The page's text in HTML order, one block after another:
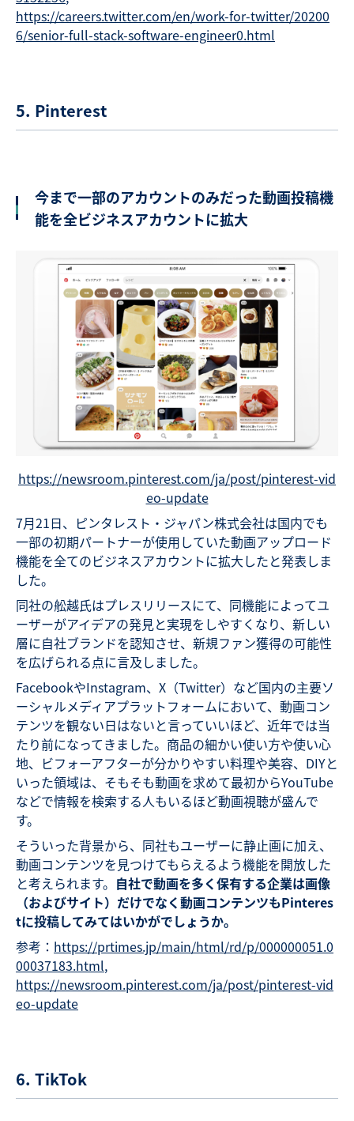
https://careers.twitter.com/en/work-for-twitter/20200
6/senior-full-stack-software-engineer0.html
5. Pinterest
今まで一部のアカウントのみだった動画投稿機
能を全ビジネスアカウントに拡大
https://newsroom.pinterest.com/ja/post/pinterest-vid
eo-update
7月21日、ピンタレスト・ジャパン株式会社は国内でも
一部の初期パートナーが使用していた動画アップロード
機能を全てのビジネスアカウントに拡大したと発表しま
した。
同社の舩越氏はプレスリリースにて、同機能によってユ
ーザーがアイデアの発見と実現をしやすくなり、新しい
層に自社ブランドを認知させ、新規ファン獲得の可能性
を広げられる点に言及しました。
FacebookやInstagram、X（Twitter）など国内の主要ソ
ーシャルメディアプラットフォームにおいて、動画コン
テンツを観ない日はないと言っていいほど、近年では当
たり前になってきました。商品の細かい使い方や使い心
地、ビフォーアフターが分かりやすい料理や美容、DIYと
いった領域は、そもそも動画を求めて最初からYouTube
などで情報を検索する人もいるほど動画視聴が盛んで
す。
そういった背景から、同社もユーザーに静止画に加え、
動画コンテンツを見つけてもらえるよう機能を開放した
と考えられます。 自社で動画を多く保有する企業は画像
（およびサイト）だけでなく動画コンテンツもPinteres
tに投稿してみてはいかがでしょうか。
参考： https://prtimes.jp/main/html/rd/p/000000051.0
00037183.html,
https://newsroom.pinterest.com/ja/post/pinterest-vid
eo-update
6. TikTok